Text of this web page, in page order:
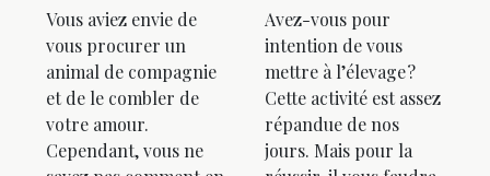
Vous aviez envie de
vous procurer un
animal de compagnie
et de le combler de
votre amour.
Cependant, vous ne
Avez-vous pour
intention de vous
mettre à l’élevage ?
Cette activité est assez
répandue de nos
jours. Mais pour la